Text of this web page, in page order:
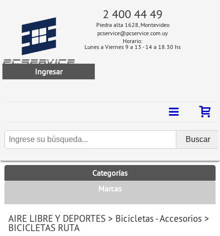
2 400 44 49
Piedra alta 1628, Montevideo
pcservice@pcservice.com.uy
Horario:
Lunes a Viernes 9 a 13 - 14 a 18.30 hs
Ingresar
Categorías
Marcas
AIRE LIBRE Y DEPORTES > Bicicletas - Accesorios >
BICICLETAS RUTA